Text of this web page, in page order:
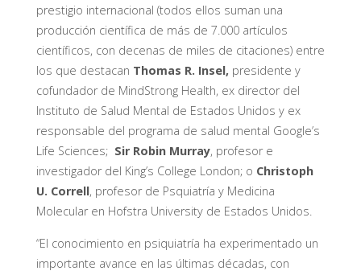
prestigio internacional (todos ellos suman una
producción científica de más de 7.000 artículos
científicos, con decenas de miles de citaciones) entre
los que destacan Thomas R. Insel, presidente y
cofundador de MindStrong Health, ex director del
Instituto de Salud Mental de Estados Unidos y ex
responsable del programa de salud mental Google’s
Life Sciences; Sir Robin Murray, profesor e
investigador del King’s College London; o Christoph
U. Correll, profesor de Psquiatría y Medicina
Molecular en Hofstra University de Estados Unidos.
“El conocimiento en psiquiatría ha experimentado un
importante avance en las últimas décadas, con